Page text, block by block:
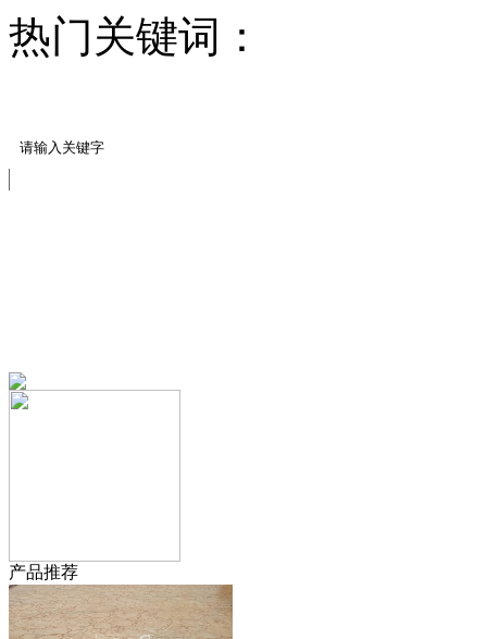
热门关键词：
产品推荐